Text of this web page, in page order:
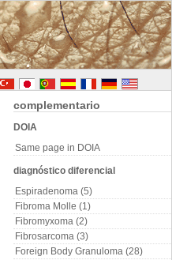
complementario
DOIA
Same page in DOIA
diagnóstico diferencial
Espiradenoma (5)
Fibroma Molle (1)
Fibromyxoma (2)
Fibrosarcoma (3)
Foreign Body Granuloma (28)